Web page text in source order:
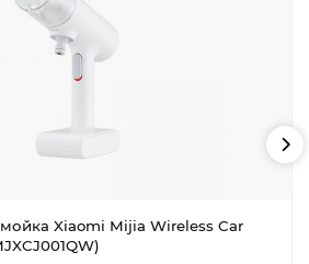
Xiaomi Mijia Wireless Car